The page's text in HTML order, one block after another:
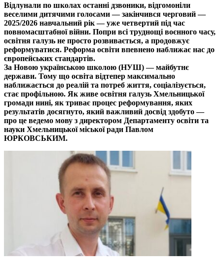
Відлунали по школах останні дзвоники, відгомоніли
веселими дитячими голосами — закінчився черговий —
2025/2026 навчальний рік — уже четвертий під час
повномасштабної війни. Попри всі труднощі воєнного часу,
освітня галузь не просто розвивається, а продовжує
реформуватися. Реформа освіти впевнено наближає нас до
європейських стандартів.
За Новою українською школою (НУШ) — майбутнє
держави. Тому що освіта відтепер максимально
наближається до реалій та потреб життя, соціалізується,
стає профільною. Як живе освітня галузь Хмельницької
громади нині, як триває процес реформування, яких
результатів досягнуто, який важливий досвід здобуто —
про це ведемо мову з директором Департаменту освіти та
науки Хмельницької міської ради Павлом
ЮРКОВСЬКИМ.